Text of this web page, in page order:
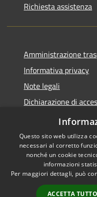
Richiesta assistenza
Amministrazione
Informativa privacy
Note legali
Dichiarazione di
Piano di
Accessibilità
Questo sito web utilizza
necessari al corretto
nonché un cookie
informazioni
Per maggiori dettagli, può
ACCETTA TUTTO